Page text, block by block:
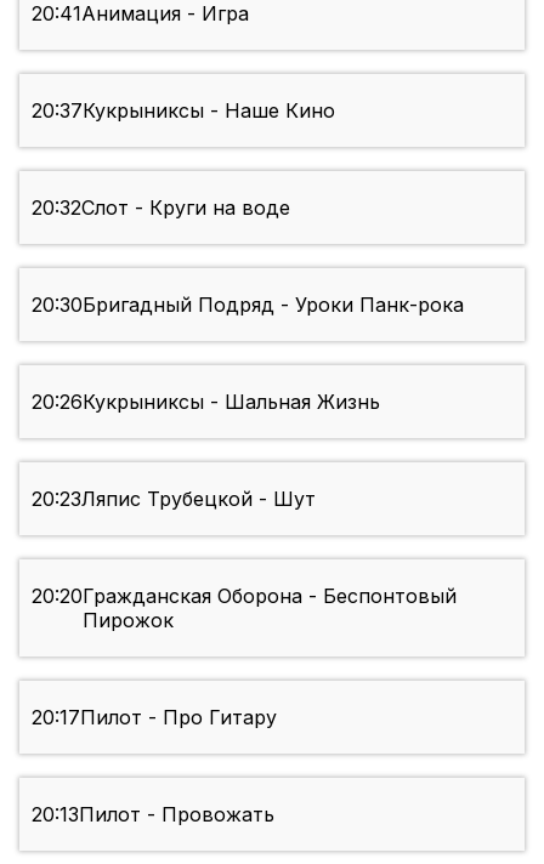
20:41Анимация - Игра
20:37Кукрыниксы - Наше Кино
20:32Слот - Круги на воде
20:30Бригадный Подряд - Уроки Панк-рока
20:26Кукрыниксы - Шальная Жизнь
20:23Ляпис Трубецкой - Шут
20:20Гражданская Оборона - Беспонтовый
Пирожок
20:17Пилот - Про Гитару
20:13Пилот - Провожать